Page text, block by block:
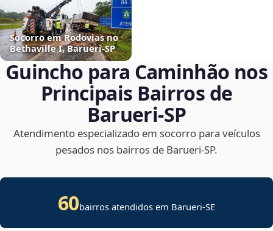
Socorro em Rodovias no
Bethaville I, Barueri‑SP
Guincho para Caminhão nos
Principais Bairros de
Barueri‑SP
Atendimento especializado em socorro para veículos
pesados nos bairros de Barueri‑SP.
60bairros atendidos em Barueri-SE